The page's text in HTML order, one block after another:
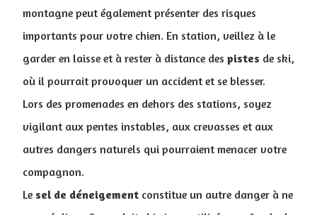
montagne peut également présenter des risques
importants pour votre chien. En station, veillez à le
garder en laisse et à rester à distance des pistes de ski,
où il pourrait provoquer un accident et se blesser.
Lors des promenades en dehors des stations, soyez
vigilant aux pentes instables, aux crevasses et aux
autres dangers naturels qui pourraient menacer votre
compagnon.
Le sel de déneigement constitue un autre danger à ne